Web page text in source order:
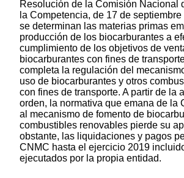
Resolución de la Comisión Nacional
la Competencia, de 17 de
se determinan las materias primas
producción de los biocarburantes a
cumplimiento de los objetivos de
biocarburantes con fines de
completa la regulación del
uso de biocarburantes y otros
con fines de transporte. A partir de la
orden, la normativa que emana de la
al mecanismo de fomento de
combustibles renovables pierde su
obstante, las liquidaciones y pagos
CNMC hasta el ejercicio 2019
ejecutados por la propia entidad.